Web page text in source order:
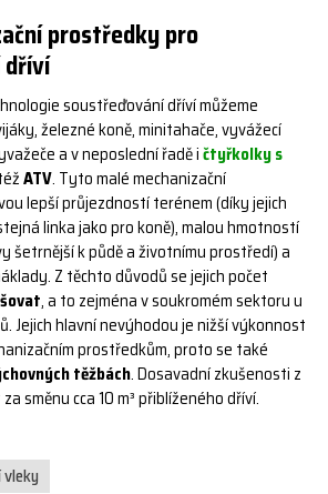
prostředky pro
soustřeďování dříví můžeme
železné koně, minitahače, vyvážecí
a v neposlední řadě ičtyřkolky s
ATV. Tyto malé mechanizační
lepší průjezdností terénem (díky jejich
linka jako pro koně), malou hmotností
šetrnější k půdě a životnímu prostředí) a
Z těchto důvodů se jejich počet
, a to zejména v soukromém sektoru u
Jejich hlavní nevýhodou je nižší výkonnost
prostředkům, proto se také
těžbách. Dosavadní zkušenosti z
směnu cca 10 m³ přiblíženého dříví.